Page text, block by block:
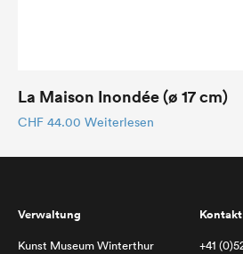
La Maison Inondée (ø 17 cm)
CHF 44.00 Weiterlesen
Verwaltung
Kunst Museum Winterthur
Kontakt
+41